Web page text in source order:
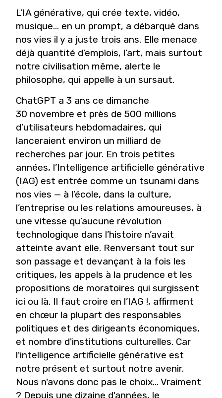
L’IA générative, qui crée texte, vidéo,
musique… en un prompt, a débarqué dans
nos vies il y a juste trois ans. Elle menace
déjà quantité d’emplois, l’art, mais surtout
notre civilisation même, alerte le
philosophe, qui appelle à un sursaut.
ChatGPT a 3 ans ce dimanche
30 novembre et près de 500 millions
d’utilisateurs hebdomadaires, qui
lanceraient environ un milliard de
recherches par jour. En trois petites
années, l’Intelligence artificielle générative
(IAG) est entrée comme un tsunami dans
nos vies — à l’école, dans la culture,
l’entreprise ou les relations amoureuses, à
une vitesse qu’aucune révolution
technologique dans l’histoire n’avait
atteinte avant elle. Renversant tout sur
son passage et devançant à la fois les
critiques, les appels à la prudence et les
propositions de moratoires qui surgissent
ici ou là. Il faut croire en l’IAG !, affirment
en chœur la plupart des responsables
politiques et des dirigeants économiques,
et nombre d'institutions culturelles. Car
l'intelligence artificielle générative est
notre présent et surtout notre avenir.
Nous n'avons donc pas le choix... Vraiment
? Depuis une dizaine d'années, le